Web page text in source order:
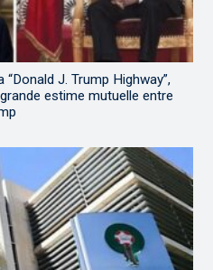
J. Trump Highway”,
estime mutuelle entre